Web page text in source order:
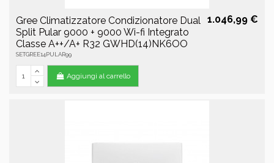
Gree Climatizzatore Condizionatore Dual
Split Pular 9000 + 9000 Wi-fi Integrato
Classe A++/A+ R32 GWHD(14)NK6OO
SETGREE14PULAR99
1.046,99 €
Aggiungi al carrello